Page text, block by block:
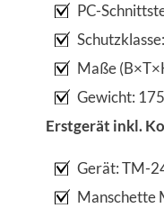
PC-
Maße
Gewicht:
Erstgerät inkl.
Gerät: TM-
Manschette